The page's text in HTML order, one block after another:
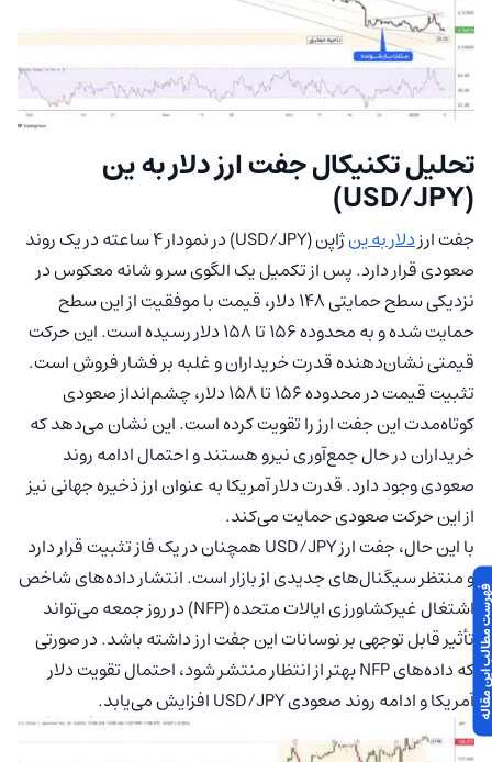
تحلیل تکنیکال جفت ارز دلار به ین
(USD/JPY)
جفت ارزدلار به ین
ژاپن (USD/JPY) در نمودار 4 ساعته در یک روند
صعودی قرار دارد. پس از تکمیل یک الگوی سر و شانه معکوس در
نزدیکی سطح حمایتی 148 دلار، قیمت با موفقیت از این سطح
حمایت شده و به محدوده 156 تا 158 دلار رسیده است. این حرکت
قیمتی نشان‌دهنده قدرت خریداران و غلبه بر فشار فروش است.
تثبیت قیمت در محدوده 156 تا 158 دلار، چشم‌انداز صعودی
کوتاه‌مدت این جفت ارز را تقویت کرده است. این نشان می‌دهد که
خریداران در حال جمع‌آوری نیرو هستند و احتمال ادامه روند
صعودی وجود دارد. قدرت دلار آمریکا به عنوان ارز ذخیره جهانی نیز
از این حرکت صعودی حمایت می‌کند.
با این حال، جفت ارز USD/JPY همچنان در یک فاز تثبیت قرار دارد
و منتظر سیگنال‌های جدیدی از بازار است. انتشار داده‌های شاخص
اشتغال غیرکشاورزی ایالات متحده (NFP) در روز جمعه می‌تواند
تأثیر قابل توجهی بر نوسانات این جفت ارز داشته باشد. در صورتی
که داده‌های NFP بهتر از انتظار منتشر شود، احتمال تقویت دلار
آمریکا و ادامه روند صعودی USD/JPY افزایش می‌یابد. مقاله